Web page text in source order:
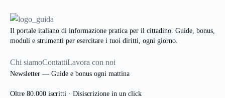
Il portale italiano di informazione pratica per il cittadino. Guide, bonus,
moduli e strumenti per esercitare i tuoi diritti, ogni giorno.
Chi siamoContattiLavora con noi
Newsletter — Guide e bonus ogni mattina
Oltre 80.000 iscritti · Disiscrizione in un click